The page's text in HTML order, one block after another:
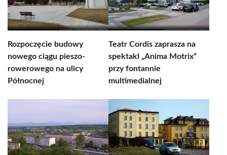
Rozpoczęcie budowy
nowego ciągu pieszo-
rowerowego na ulicy
Północnej
Teatr Cordis zaprasza na
spektakl „Anima Motrix”
przy fontannie
multimedialnej